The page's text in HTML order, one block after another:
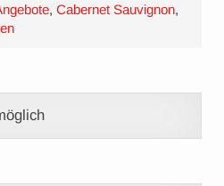
,Cabernet Sauvignon,